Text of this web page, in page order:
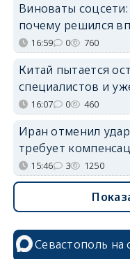
Виноваты соцсети:
почему решился
16:59 0 760
Китай пытается
специалистов и
16:07 0 460
Иран отменил
требует
15:46 3 1250
Севастополь на